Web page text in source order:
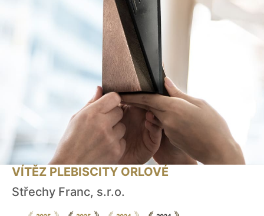
VÍTĚZ PLEBISCITY ORLOVÉ
Střechy Franc, s.r.o.